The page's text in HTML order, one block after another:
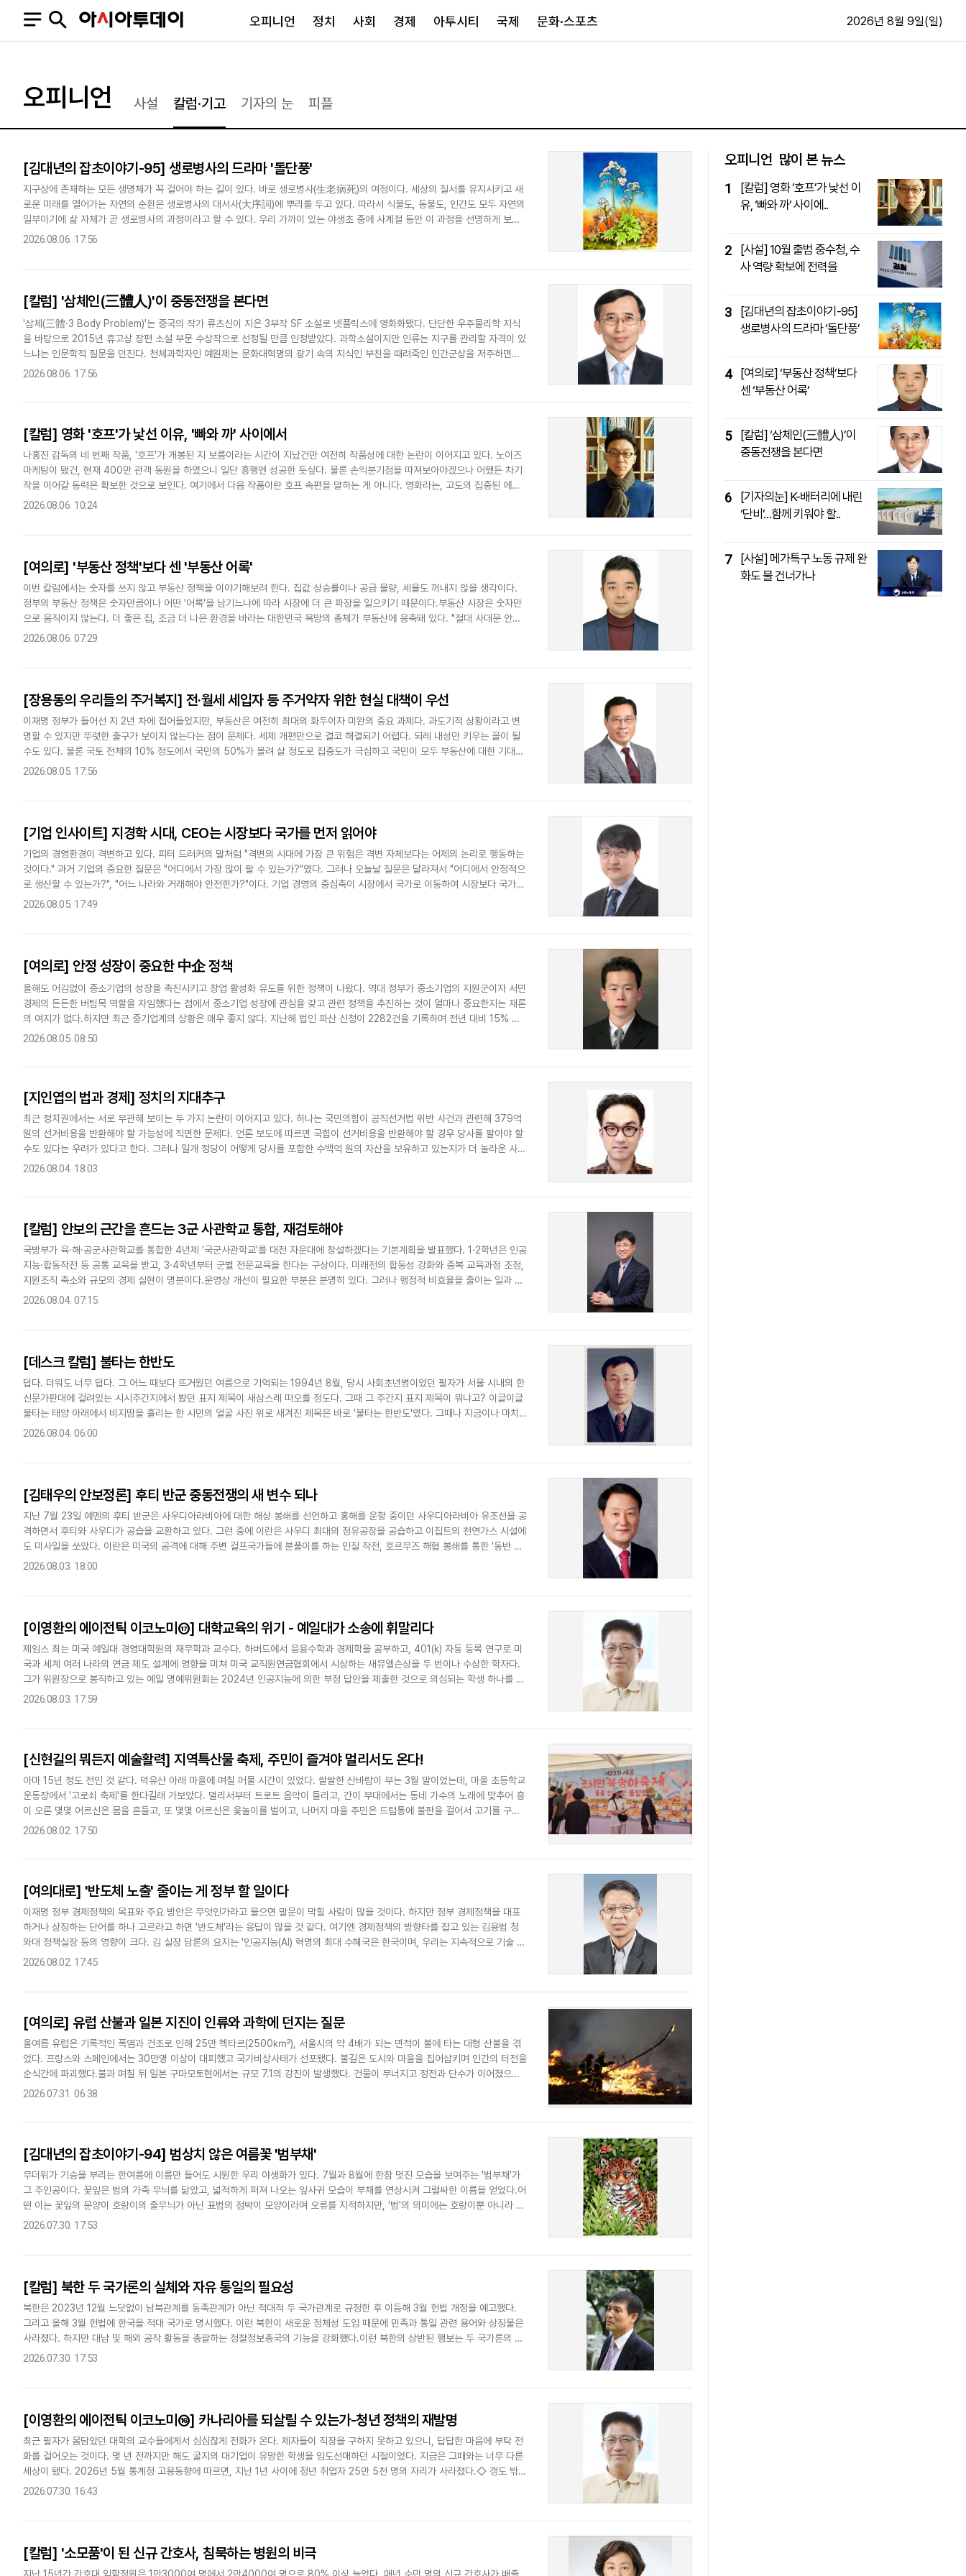
사설
피플
정치일반
북한
외교
국방
사회일반
교육·행정
노동·복지·환경
보건·의학
IT·과학
부동산
영남
호남
중남미
유럽
중동·아프리카
지면보기
구독신청
First Edition
후원하기
알립니다
SNS 뉴스스탠드 네이버블로그 아투TV(유튜브)
다국어뉴스 ENGLISH 中文 Tiếng Việt 패밀리사이트 대학동문골프최강전
오피니언 정치 사회 경제 아투시티 국제 문화·스포츠 2026년 8월 9일(일)
오피니언 사설 칼럼·기고 기자의 눈 피플
[김대년의 잡초이야기-95] 생로병사의 드라마 '돌단풍'
지구상에 존재하는 모든 생명체가 꼭 걸어야 하는 길이 있다. 바로 생로병사(生老病死)의 여정이다. 세상의 질서를 유지시키고 새
로운 미래를 열어가는 자연의 순환은 생로병사의 대서사(大序詞)에 뿌리를 두고 있다. 따라서 식물도, 동물도, 인간도 모두 자연의
일부이기에 삶 자체가 곧 생로병사의 과정이라고 할 수 있다. 우리 가까이 있는 야생초 중에 사계절 동안 이 과정을 선명하게 보여
주는 존재가 있어 소개해 볼까 한다.'돌단풍'은 전국의 강가나 산기..
2026.08.06. 17:56
[칼럼] '삼체인(三體人)'이 중동전쟁을 본다면
'삼체(三體·3 Body Problem)'는 중국의 작가 류츠신이 지은 3부작 SF 소설로 넷플릭스에 영화화됐다. 단단한 우주물리학 지식
을 바탕으로 2015년 휴고상 장편 소설 부문 수상작으로 선정될 만큼 인정받았다. 과학소설이지만 인류는 지구를 관리할 자격이 있
느냐는 인문학적 질문을 던진다. 천체과학자인 예원제는 문화대혁명의 광기 속의 지식인 부친을 때려죽인 인간군상을 저주하면서
외계의 삼체인에게 인류를 절멸시켜달라는 전파를 우주로 보낸다...
2026.08.06. 17:56
[칼럼] 영화 '호프'가 낯선 이유, '빠와 까' 사이에서
나홍진 감독의 네 번째 작품, '호프'가 개봉된 지 보름이라는 시간이 지났건만 여전히 작품성에 대한 논란이 이어지고 있다. 노이즈
마케팅이 됐건, 현재 400만 관객 동원을 하였으니 일단 흥행엔 성공한 듯싶다. 물론 손익분기점을 따져보아야겠으나 어쨌든 차기
작을 이어갈 동력은 확보한 것으로 보인다. 여기에서 다음 작품이란 호프 속편을 말하는 게 아니다. 영화라는, 고도의 집중된 에너
지가 요구되는 작업에 올인한 감독과 출연진 그리고 모든 스태프가..
2026.08.06. 10:24
[여의로] '부동산 정책'보다 센 '부동산 어록'
이번 칼럼에서는 숫자를 쓰지 않고 부동산 정책을 이야기해보려 한다. 집값 상승률이나 공급 물량, 세율도 꺼내지 않을 생각이다.
정부의 부동산 정책은 숫자만큼이나 어떤 '어록'을 남기느냐에 따라 시장에 더 큰 파장을 일으키기 때문이다.부동산 시장은 숫자만
으로 움직이지 않는다. 더 좋은 집, 조금 더 나은 환경을 바라는 대한민국 욕망의 총체가 부동산에 응축돼 있다. "절대 사대문 안을
떠나지 말라"던 다산 정약용의 조언과 맹모(孟母)의 마음도 여기..
2026.08.06. 07:29
[장용동의 우리들의 주거복지] 전·월세 세입자 등 주거약자 위한 현실 대책이 우선
이재명 정부가 들어선 지 2년 차에 접어들었지만, 부동산은 여전히 최대의 화두이자 미완의 중요 과제다. 과도기적 상황이라고 변
명할 수 있지만 뚜렷한 출구가 보이지 않는다는 점이 문제다. 세제 개편만으로 결코 해결되기 어렵다. 되레 내성만 키우는 꼴이 될
수도 있다. 물론 국토 전체의 10% 정도에서 국민의 50%가 몰려 살 정도로 집중도가 극심하고 국민이 모두 부동산에 대한 기대치
를 가지고 있는 만큼, 이를 일격에 해결하기는 쉽지 않다. 역대..
2026.08.05. 17:56
[기업 인사이트] 지경학 시대, CEO는 시장보다 국가를 먼저 읽어야
기업의 경영환경이 격변하고 있다. 피터 드러커의 말처럼 "격변의 시대에 가장 큰 위험은 격변 자체보다는 어제의 논리로 행동하는
것이다." 과거 기업의 중요한 질문은 "어디에서 가장 많이 팔 수 있는가?"였다. 그러나 오늘날 질문은 달라져서 "어디에서 안정적으
로 생산할 수 있는가?", "어느 나라와 거래해야 안전한가?"이다. 기업 경영의 중심축이 시장에서 국가로 이동하여 시장보다 국가의
정책과 국제관계가 우선시되는 '지경학의 시대'가 본격화됐다...
2026.08.05. 17:49
[여의로] 안정 성장이 중요한 中企 정책
올해도 어김없이 중소기업의 성장을 촉진시키고 창업 활성화 유도를 위한 정책이 나왔다. 역대 정부가 중소기업의 지원군이자 서민
경제의 든든한 버팀목 역할을 자임했다는 점에서 중소기업 성장에 관심을 갖고 관련 정책을 추진하는 것이 얼마나 중요한지는 재론
의 여지가 없다.하지만 최근 중기업계의 상황은 매우 좋지 않다. 지난해 법인 파산 신청이 2282건을 기록하며 전년 대비 15% 증
가했다. 2023년 대비 27.4%, 2021년 대비 58.2% 급등..
2026.08.05. 08:50
[지인엽의 법과 경제] 정치의 지대추구
최근 정치권에서는 서로 무관해 보이는 두 가지 논란이 이어지고 있다. 하나는 국민의힘이 공직선거법 위반 사건과 관련해 379억
원의 선거비용을 반환해야 할 가능성에 직면한 문제다. 언론 보도에 따르면 국힘이 선거비용을 반환해야 할 경우 당사를 팔아야 할
수도 있다는 우려가 있다고 한다. 그러나 일개 정당이 어떻게 당사를 포함한 수백억 원의 자산을 보유하고 있는지가 더 놀라운 사실
이다. 선거 보조금과 선거비용 보전 제도 덕택에 더불어민주당 역시 건..
2026.08.04. 18:03
[칼럼] 안보의 근간을 흔드는 3군 사관학교 통합, 재검토해야
국방부가 육·해·공군사관학교를 통합한 4년제 '국군사관학교'를 대전 자운대에 창설하겠다는 기본계획을 발표했다. 1·2학년은 인공
지능·합동작전 등 공통 교육을 받고, 3·4학년부터 군별 전문교육을 한다는 구상이다. 미래전의 합동성 강화와 중복 교육과정 조정,
지원조직 축소와 규모의 경제 실현이 명분이다.운영상 개선이 필요한 부분은 분명히 있다. 그러나 행정적 비효율을 줄이는 일과 사
관학교를 물리적으로 합치는 일은 다른 문제다. 합동성은 각 군의..
2026.08.04. 07:15
[데스크 칼럼] 불타는 한반도
덥다. 더워도 너무 덥다. 그 어느 때보다 뜨거웠던 여름으로 기억되는 1994년 8월, 당시 사회초년병이었던 필자가 서울 시내의 한
신문가판대에 걸려있는 시시주간지에서 봤던 표지 제목이 새삼스레 떠오를 정도다. 그때 그 주간지 표지 제목이 뭐냐고? 이글이글
불타는 태양 아래에서 비지땀을 흘리는 한 시민의 얼굴 사진 위로 새겨진 제목은 바로 '불타는 한반도'였다. 그때나 지금이나 마치
한반도를 녹여버릴 듯한 극한의 폭염 속에서 외출을 하는 것은..
2026.08.04. 06:00
[김태우의 안보정론] 후티 반군 중동전쟁의 새 변수 되나
지난 7월 23일 예멘의 후티 반군은 사우디아라비아에 대한 해상 봉쇄를 선언하고 홍해를 운항 중이던 사우디아라비아 유조선을 공
격하면서 후티와 사우디가 공습을 교환하고 있다. 그런 중에 이란은 사우디 최대의 정유공장을 공습하고 이집트의 천연가스 시설에
도 미사일을 쏘았다. 이란은 미국의 공격에 대해 주변 걸프국가들에 분풀이를 하는 인질 작전, 호르무즈 해협 봉쇄를 통한 '동반 자
살' 작전, 미국 및 걸프국들의 금융결제망 해킹 등 비대칭 전략으로 버..
2026.08.03. 18:00
[이영환의 에이전틱 이코노미⑰] 대학교육의 위기 - 예일대가 소송에 휘말리다
제임스 최는 미국 예일대 경영대학원의 재무학과 교수다. 하버드에서 응용수학과 경제학을 공부하고, 401(k) 자동 등록 연구로 미
국과 세계 여러 나라의 연금 제도 설계에 영향을 미쳐 미국 교직원연금협회에서 시상하는 새뮤엘슨상을 두 번이나 수상한 학자다.
그가 위원장으로 봉직하고 있는 예일 명예위원회는 2024년 인공지능에 의한 부정 답안을 제출한 것으로 의심되는 학생 하나를 정
학시켰다.그 학생의 이름은 티에리 리뇨다. 그는 20만 달러를 학비로..
2026.08.03. 17:59
[신현길의 뭐든지 예술활력] 지역특산물 축제, 주민이 즐겨야 멀리서도 온다!
아마 15년 정도 전인 것 같다. 덕유산 아래 마을에 며칠 머물 시간이 있었다. 쌀쌀한 산바람이 부는 3월 말이었는데, 마을 초등학교
운동장에서 '고로쇠 축제'를 한다길래 가보았다. 멀리서부터 트로트 음악이 들리고, 간이 무대에서는 동네 가수의 노래에 맞추어 흥
이 오른 몇몇 어르신은 몸을 흔들고, 또 몇몇 어르신은 윷놀이를 벌이고, 나머지 마을 주민은 드럼통에 불판을 걸어서 고기를 구우
며 고로쇠 막걸리를 마시고 있었다. '잘못 들어왔나!'라는..
2026.08.02. 17:50
[여의대로] '반도체 노출' 줄이는 게 정부 할 일이다
이재명 정부 경제정책의 목표와 주요 방안은 무엇인가라고 물으면 말문이 막힐 사람이 많을 것이다. 하지만 정부 경제정책을 대표
하거나 상징하는 단어를 하나 고르라고 하면 '반도체'라는 응답이 많을 것 같다. 여기엔 경제정책의 방향타를 잡고 있는 김용범 청
와대 정책실장 등의 영향이 크다. 김 실장 담론의 요지는 '인공지능(AI) 혁명의 최대 수혜국은 한국이며, 우리는 지속적으로 기술 독
점을 누리는 전략적 우위 국가로 환골탈피하게 됐다. 그 핵심은 메..
2026.08.02. 17:45
[여의로] 유럽 산불과 일본 지진이 인류와 과학에 던지는 질문
올여름 유럽은 기록적인 폭염과 건조로 인해 25만 헥타르(2500㎢), 서울시의 약 4배가 되는 면적이 불에 타는 대형 산불을 겪
었다. 프랑스와 스페인에서는 30만명 이상이 대피했고 국가비상사태가 선포됐다. 불길은 도시와 마을을 집어삼키며 인간의 터전을
순식간에 파괴했다.불과 며칠 뒤 일본 구마모토현에서는 규모 7.1의 강진이 발생했다. 건물이 무너지고 정전과 단수가 이어졌으며,
1만명 이상이 피난길에 올랐다. 부산과 울산 등에서도 흔들림이..
2026.07.31. 06:38
[김대년의 잡초이야기-94] 범상치 않은 여름꽃 '범부채'
무더위가 기승을 부리는 한여름에 이름만 들어도 시원한 우리 야생화가 있다. 7월과 8월에 한참 멋진 모습을 보여주는 '범부채'가
그 주인공이다. 꽃잎은 범의 가죽 무늬를 닮았고, 넓적하게 퍼져 나오는 잎사귀 모습이 부채를 연상시켜 그럴싸한 이름을 얻었다.어
떤 이는 꽃잎의 문양이 호랑이의 줄무늬가 아닌 표범의 점박이 모양이라며 오류를 지적하지만, '범'의 의미에는 호랑이뿐 아니라 표
범도 포함되어 있으므로 선조들의 작명에 틀림이 없다. 범부채의 영..
2026.07.30. 17:53
[칼럼] 북한 두 국가론의 실체와 자유 통일의 필요성
북한은 2023년 12월 느닷없이 남북관계를 동족관계가 아닌 적대적 두 국가관계로 규정한 후 이듬해 3월 헌법 개정을 예고했다.
그리고 올해 3월 헌법에 한국을 적대 국가로 명시했다. 이런 북한이 새로운 정체성 도입 때문에 민족과 통일 관련 용어와 상징물은
사라졌다. 하지만 대남 및 해외 공작 활동을 총괄하는 정찰정보총국의 기능을 강화했다.이런 북한의 상반된 행보는 두 국가론의 진
의를 의심스럽게 한다. 우선 북한은 2022년 10월 '핵무력 정..
2026.07.30. 17:53
[이영환의 에이전틱 이코노미⑯] 카나리아를 되살릴 수 있는가-청년 정책의 재발명
최근 필자가 몸담았던 대학의 교수들에게서 심심찮게 전화가 온다. 제자들이 직장을 구하지 못하고 있으니, 답답한 마음에 부탁 전
화를 걸어오는 것이다. 몇 년 전까지만 해도 굴지의 대기업이 유망한 학생을 입도선매하던 시절이었다. 지금은 그때와는 너무 다른
세상이 됐다. 2026년 5월 통계청 고용동향에 따르면, 지난 1년 사이에 청년 취업자 25만 5천 명의 자리가 사라졌다.◇ 갱도 밖으
로 밀려난 세대시리즈 ⑨편에서 우리는 갱도의 카나리아를 보았다..
2026.07.30. 16:43
[칼럼] '소모품'이 된 신규 간호사, 침묵하는 병원의 비극
오피니언 많이 본 뉴스
1
[칼럼] 영화 ‘호프’가 낯선 이
유, ‘빠와 까’ 사이에..
2
[사설] 10월 출범 중수청, 수
사 역량 확보에 전력을
3
[김대년의 잡초이야기-95]
생로병사의 드라마 ‘돌단풍’
4
[여의로] ‘부동산 정책’보다
센 ‘부동산 어록’
5
[칼럼] ‘삼체인(三體人)’이
중동전쟁을 본다면
6
[기자의눈] K-배터리에 내린
‘단비’…함께 키워야 할..
7
[사설] 메가특구 노동 규제 완
화도 물 건너가나